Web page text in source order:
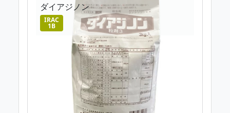
ダイアジノン
IRAC
1B